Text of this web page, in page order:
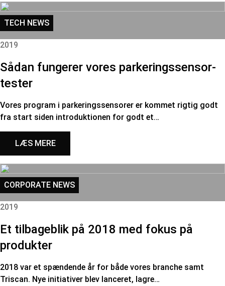
TECH NEWS
2019
Sådan fungerer vores parkeringssensor-
tester
Vores program i parkeringssensorer er kommet rigtig godt
fra start siden introduktionen for godt et…
LÆS MERE
CORPORATE NEWS
2019
Et tilbageblik på 2018 med fokus på
produkter
2018 var et spændende år for både vores branche samt
Triscan. Nye initiativer blev lanceret, lagre…